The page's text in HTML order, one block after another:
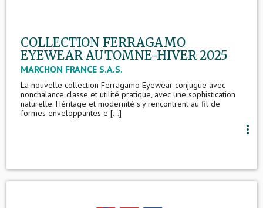
COLLECTION FERRAGAMO
EYEWEAR AUTOMNE-HIVER 2025
MARCHON FRANCE S.A.S.
La nouvelle collection Ferragamo Eyewear conjugue avec
nonchalance classe et utilité pratique, avec une sophistication
naturelle. Héritage et modernité s'y rencontrent au fil de
formes enveloppantes e [...]
more_vert